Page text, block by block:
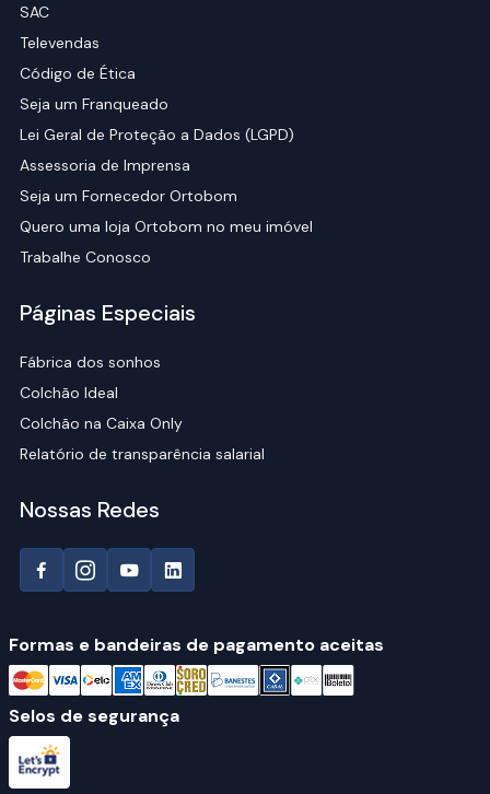
SAC
Televendas
Código de Ética
Seja um Franqueado
Lei Geral de Proteção a Dados (LGPD)
Assessoria de Imprensa
Seja um Fornecedor Ortobom
Quero uma loja Ortobom no meu imóvel
Trabalhe Conosco
Páginas Especiais
Fábrica dos sonhos
Colchão Ideal
Colchão na Caixa Only
Relatório de transparência salarial
Nossas Redes
Formas e bandeiras de pagamento aceitas
Selos de segurança